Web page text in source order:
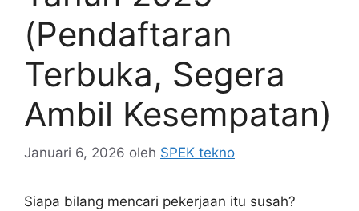
(Pendaftaran
Terbuka, Segera
Ambil Kesempatan)
Januari 6, 2026 oleh SPEK tekno
Siapa bilang mencari pekerjaan itu susah?